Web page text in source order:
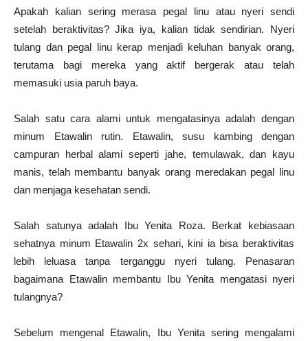
Apakah kalian sering merasa pegal linu atau nyeri sendi
setelah beraktivitas? Jika iya, kalian tidak sendirian. Nyeri
tulang dan pegal linu kerap menjadi keluhan banyak orang,
terutama bagi mereka yang aktif bergerak atau telah
memasuki usia paruh baya.
Salah satu cara alami untuk mengatasinya adalah dengan
minum Etawalin rutin. Etawalin, susu kambing dengan
campuran herbal alami seperti jahe, temulawak, dan kayu
manis, telah membantu banyak orang meredakan pegal linu
dan menjaga kesehatan sendi.
Salah satunya adalah Ibu Yenita Roza. Berkat kebiasaan
sehatnya minum Etawalin 2x sehari, kini ia bisa beraktivitas
lebih leluasa tanpa terganggu nyeri tulang. Penasaran
bagaimana Etawalin membantu Ibu Yenita mengatasi nyeri
tulangnya?
Sebelum mengenal Etawalin, Ibu Yenita sering mengalami